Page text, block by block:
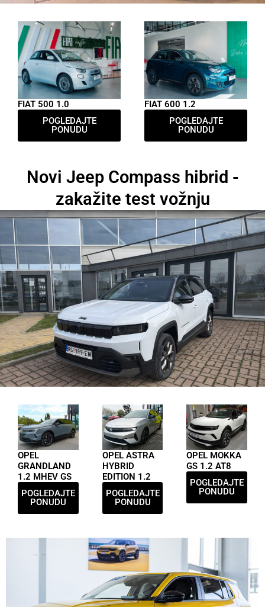
FIAT 500 1.0
POGLEDAJTE
PONUDU
FIAT 600 1.2
POGLEDAJTE
PONUDU
Novi Jeep Compass hibrid -
zakažite test vožnju
OPEL
GRANDLAND
1.2 MHEV GS
POGLEDAJTE
PONUDU
OPEL ASTRA
HYBRID
EDITION 1.2
POGLEDAJTE
PONUDU
OPEL MOKKA
GS 1.2 AT8
POGLEDAJTE
PONUDU